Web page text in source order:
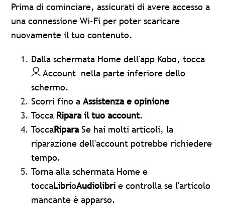
Prima di cominciare, assicurati di avere accesso a
una connessione Wi-Fi per poter scaricare
nuovamente il tuo contenuto.
Dalla schermata Home dell'app Kobo, tocca
Account nella parte inferiore dello
schermo.
Scorri fino aAssistenza e opinione
Tocca Ripara il tuo account.
ToccaRiparaSe hai molti articoli, la
riparazione dell'account potrebbe richiedere
tempo.
Torna alla schermata Home e
toccaLibrioAudiolibri e controlla se l'articolo
mancante è apparso.